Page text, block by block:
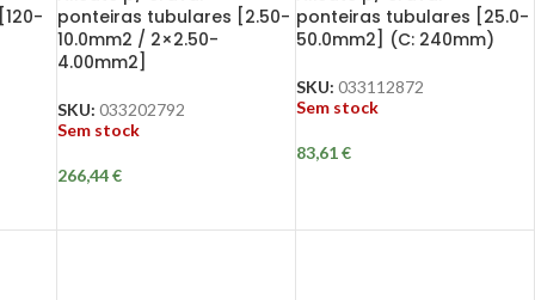
ponteiras tubulares [2.50-
10.0mm2 / 2×2.50-
4.00mm2]
SKU:033202792
Sem stock
266,44€
ponteiras tubulares [25.0-
50.0mm2] (C: 240mm)
SKU:033112872
Sem stock
83,61€